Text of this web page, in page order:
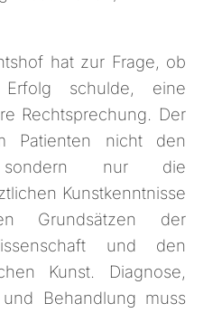
hat zur Frage, ob
schulde, eine
Rechtsprechung. Der
Patienten nicht den
sondern nur die
Kunstkenntnisse
Grundsätzen der
und den
Kunst. Diagnose,
und Behandlung muss